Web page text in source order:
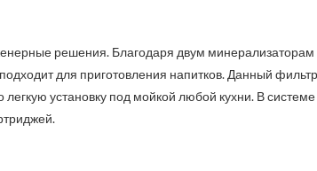
решения. Благодаря двум
для приготовления напитков. Данный
установку под мойкой любой кухни. В